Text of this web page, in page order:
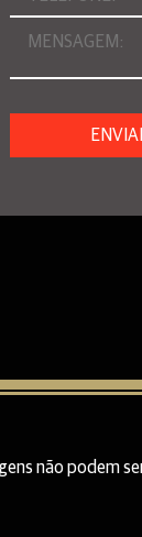
não podem